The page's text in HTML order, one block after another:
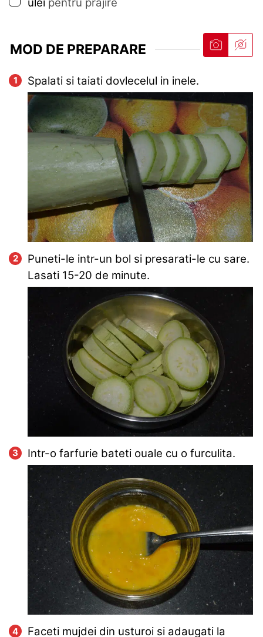
MOD DE PREPARARE
Spalati si taiati dovlecelul in inele.
Puneti-le intr-un bol si presarati-le cu sare.
Lasati 15-20 de minute.
Intr-o farfurie bateti ouale cu o furculita.
Faceti mujdei din usturoi si adaugati la